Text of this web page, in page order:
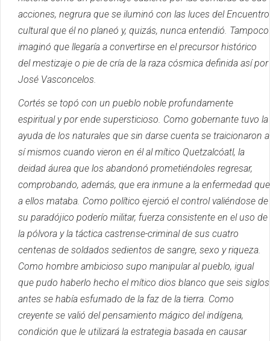
acciones, negrura que se iluminó con las luces del Encuentro
cultural que él no planeó y, quizás, nunca entendió. Tampoco
imaginó que llegaría a convertirse en el precursor histórico
del mestizaje o pie de cría de la raza cósmica definida así por
José Vasconcelos.
Cortés se topó con un pueblo noble profundamente
espiritual y por ende supersticioso. Como gobernante tuvo la
ayuda de los naturales que sin darse cuenta se traicionaron a
sí mismos cuando vieron en él al mítico Quetzalcóatl, la
deidad áurea que los abandonó prometiéndoles regresar,
comprobando, además, que era inmune a la enfermedad que
a ellos mataba. Como político ejerció el control valiéndose de
su paradójico poderío militar, fuerza consistente en el uso de
la pólvora y la táctica castrense-criminal de sus cuatro
centenas de soldados sedientos de sangre, sexo y riqueza.
Como hombre ambicioso supo manipular al pueblo, igual
que pudo haberlo hecho el mítico dios blanco que seis siglos
antes se había esfumado de la faz de la tierra. Como
creyente se valió del pensamiento mágico del indígena,
condición que le utilizará la estrategia basada en causar